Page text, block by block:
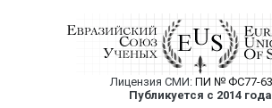
Евразийский Союз
Лицензия СМИ: ПИ № ФС77-
Публикуется с 2014 года